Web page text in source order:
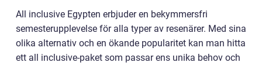
All inclusive Egypten erbjuder en bekymmersfri
semesterupplevelse för alla typer av resenärer. Med sina
olika alternativ och en ökande popularitet kan man hitta
ett all inclusive-paket som passar ens unika behov och